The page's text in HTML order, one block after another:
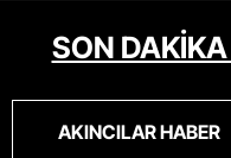
SON
AKINCILAR HABER